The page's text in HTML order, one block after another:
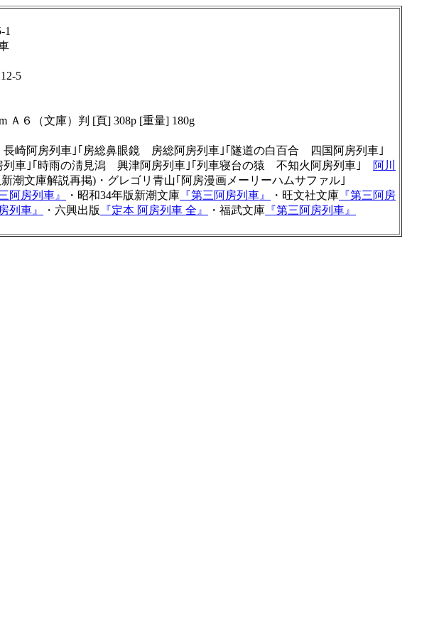
1
5
Ａ６（文庫）判 [頁] 308p [重量] 180g
長崎阿房列車｣｢房総鼻眼鏡 房総阿房列車｣｢隧道の白百合 四国阿房列車｣
車｣｢時雨の淸見潟 興津阿房列車｣｢列車寝台の猿 不知火阿房列車｣
阿川
新潮文庫解説再掲)・グレゴリ青山｢阿房漫画メーリーハムサファル｣
阿房列車』 ・昭和34年版新潮文庫 『第三阿房列車』 ・旺文社文庫 『第三阿房
列車』 ・六興出版 『定本 阿房列車 全』 ・福武文庫 『第三阿房列車』